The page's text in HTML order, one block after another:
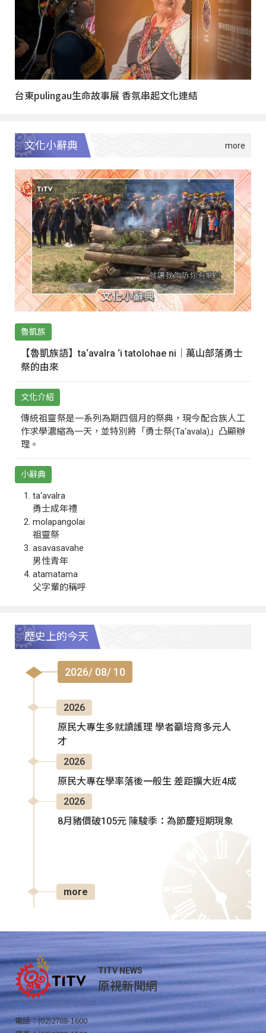
台東pulingau生命故事展 香氛串起文化連結
文化小辭典
魯凱族
【魯凱族語】ta‘avalra ‘i tatolohae ni｜萬山部落勇士
祭的由來
文化介紹
傳統祖靈祭是一系列為期四個月的祭典，現今配合族人工
作求學濃縮為一天，並特別將「勇士祭(Ta‘avala)」凸顯辦
理。
小辭典
ta‘avalra
勇士成年禮
molapangolai
祖靈祭
asavasavahe
男性青年
atamatama
父字輩的稱呼
歷史上的今天
2026/ 08/ 10
2026
原民大專生多就讀護理 學者籲培育多元人
才
2026
原民大專在學率落後一般生 差距擴大近4成
2026
8月豬價破105元 陳駿季：為節慶短期現象
more
TITV NEWS
原視新聞網
電話：(02)2788-1600